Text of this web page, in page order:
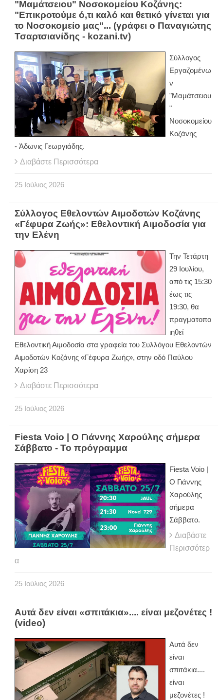
"Μαμάτσειου" Νοσοκομείου Κοζάνης:
"Επικροτούμε ό,τι καλό και θετικό γίνεται για
το Νοσοκομείο μας"... (γράφει ο Παναγιώτης
Τσαρτσιανίδης - kozani.tv)
Σύλλογος
Εργαζομένω
ν
"Μαμάτσειου
"
Νοσοκομείου
Κοζάνης
- Άδωνις Γεωργιάδης.
Διαβάστε Περισσότερα
25 Ιούλιος 2026
Σύλλογος Εθελοντών Αιμοδοτών Κοζάνης
«Γέφυρα Ζωής»: Εθελοντική Αιμοδοσία για
την Ελένη
Την Τετάρτη
29 Ιουλίου,
από τις 15:30
έως τις
19:30, θα
πραγματοπο
ιηθεί
Εθελοντική Αιμοδοσία στα γραφεία του Συλλόγου Εθελοντών
Αιμοδοτών Κοζάνης «Γέφυρα Ζωής», στην οδό Παύλου
Χαρίση 23
Διαβάστε Περισσότερα
25 Ιούλιος 2026
Fiesta Voio | Ο Γιάννης Χαρούλης σήμερα
Σάββατο - Το πρόγραμμα
Fiesta Voio |
Ο Γιάννης
Χαρούλης
σήμερα
Σάββατο.
Διαβάστε
Περισσότερ
α
25 Ιούλιος 2026
Αυτά δεν είναι «σπιτάκια».... είναι μεζονέτες !
(video)
Αυτά δεν
είναι
σπιτάκια....
είναι
μεζονέτες !